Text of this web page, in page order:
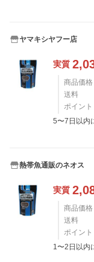
ヤマキシヤフー店
実質
商品価格
送料
ポイント
5〜7日以内
熱帯魚通販のネオス
実質
商品価格
送料
ポイント
1〜2日以内